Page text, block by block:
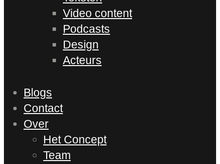
Video content
Podcasts
Design
Acteurs
Blogs
Contact
Over
Het Concept
Team